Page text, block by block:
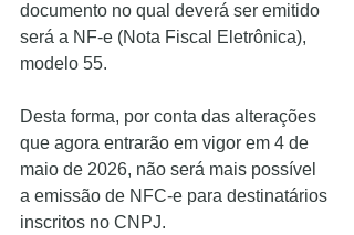
documento no qual deverá ser emitido
será a NF-e (Nota Fiscal Eletrônica),
modelo 55.
Desta forma, por conta das alterações
que agora entrarão em vigor em 4 de
maio de 2026, não será mais possível
a emissão de NFC-e para destinatários
inscritos no CNPJ.